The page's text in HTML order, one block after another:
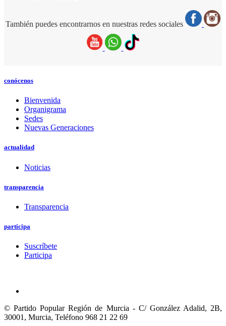
También puedes encontrarnos en nuestras redes sociales
conócenos
Bienvenida
Organigrama
Sedes
Nuevas Generaciones
actualidad
Noticias
transparencia
Transparencia
participa
Suscríbete
Participa
© Partido Popular Región de Murcia - C/ González Adalid, 2B,
30001, Murcia, Teléfono 968 21 22 69